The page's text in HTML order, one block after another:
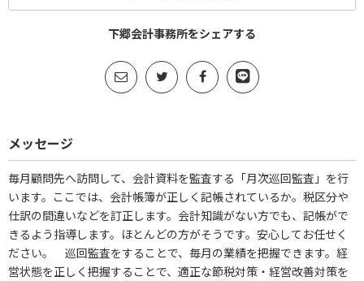
下郷会計事務所をシェアする
メッセージ
毎月顧問先へ訪問して、会計資料を監査する「月次巡回監査」を行
います。ここでは、会計帳簿が正しく記帳されているか。税区分や
仕訳の間違いなどを訂正します。会計知識がない方でも、記帳がで
きるよう指導します。ほとんどの方がそうです。安心してお任せく
ださい。 巡回監査をすることで、毎月の業績を把握できます。経
営状態を正しく把握することで、適正な節税対策・経営改善対策を